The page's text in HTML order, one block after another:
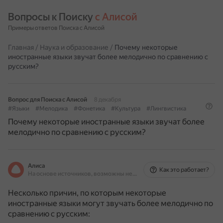
Вопросы к Поиску с Алисой
Примеры ответов Поиска с Алисой
Главная / Наука и образование / Почему некоторые
иностранные языки звучат более мелодично по сравнению с
русским?
Вопрос для Поиска с Алисой
8 декабря
#Языки
#Мелодика #Фонетика #Культура #Лингвистика
Почему некоторые иностранные языки звучат более
мелодично по сравнению с русским?
Алиса
На основе источников, возможны неточности
Как это работает?
Несколько причин, по которым некоторые
иностранные языки могут звучать более мелодично по
сравнению с русским: